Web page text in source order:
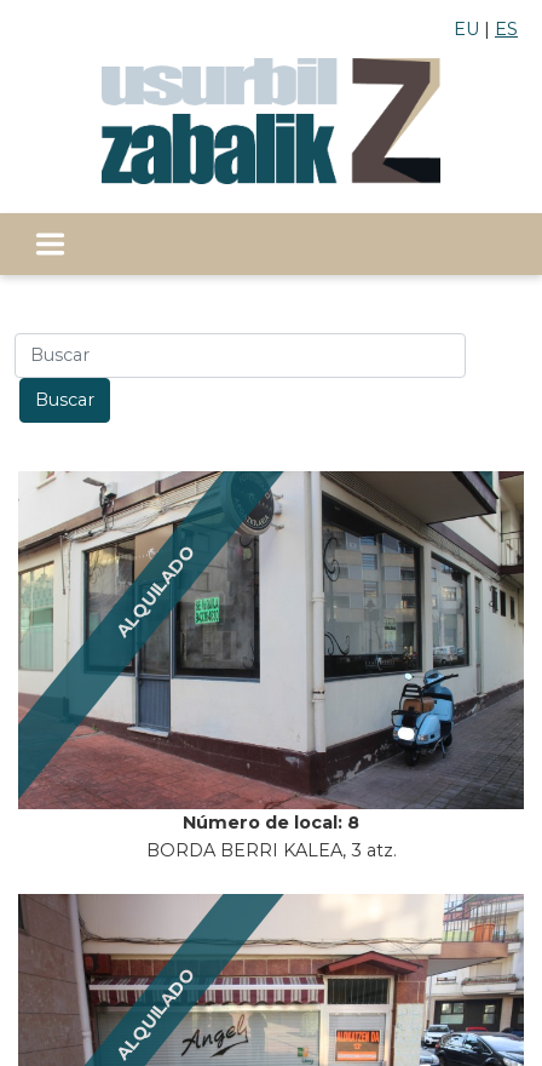
EU ES
Buscar
ALQUILADO
Número de local: 8
BORDA BERRI KALEA, 3 atz.
ALQUILADO